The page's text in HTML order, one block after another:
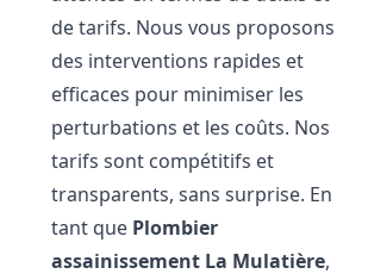
de tarifs. Nous vous proposons
des interventions rapides et
efficaces pour minimiser les
perturbations et les coûts. Nos
tarifs sont compétitifs et
transparents, sans surprise. En
tant que Plombier
assainissement La Mulatière,